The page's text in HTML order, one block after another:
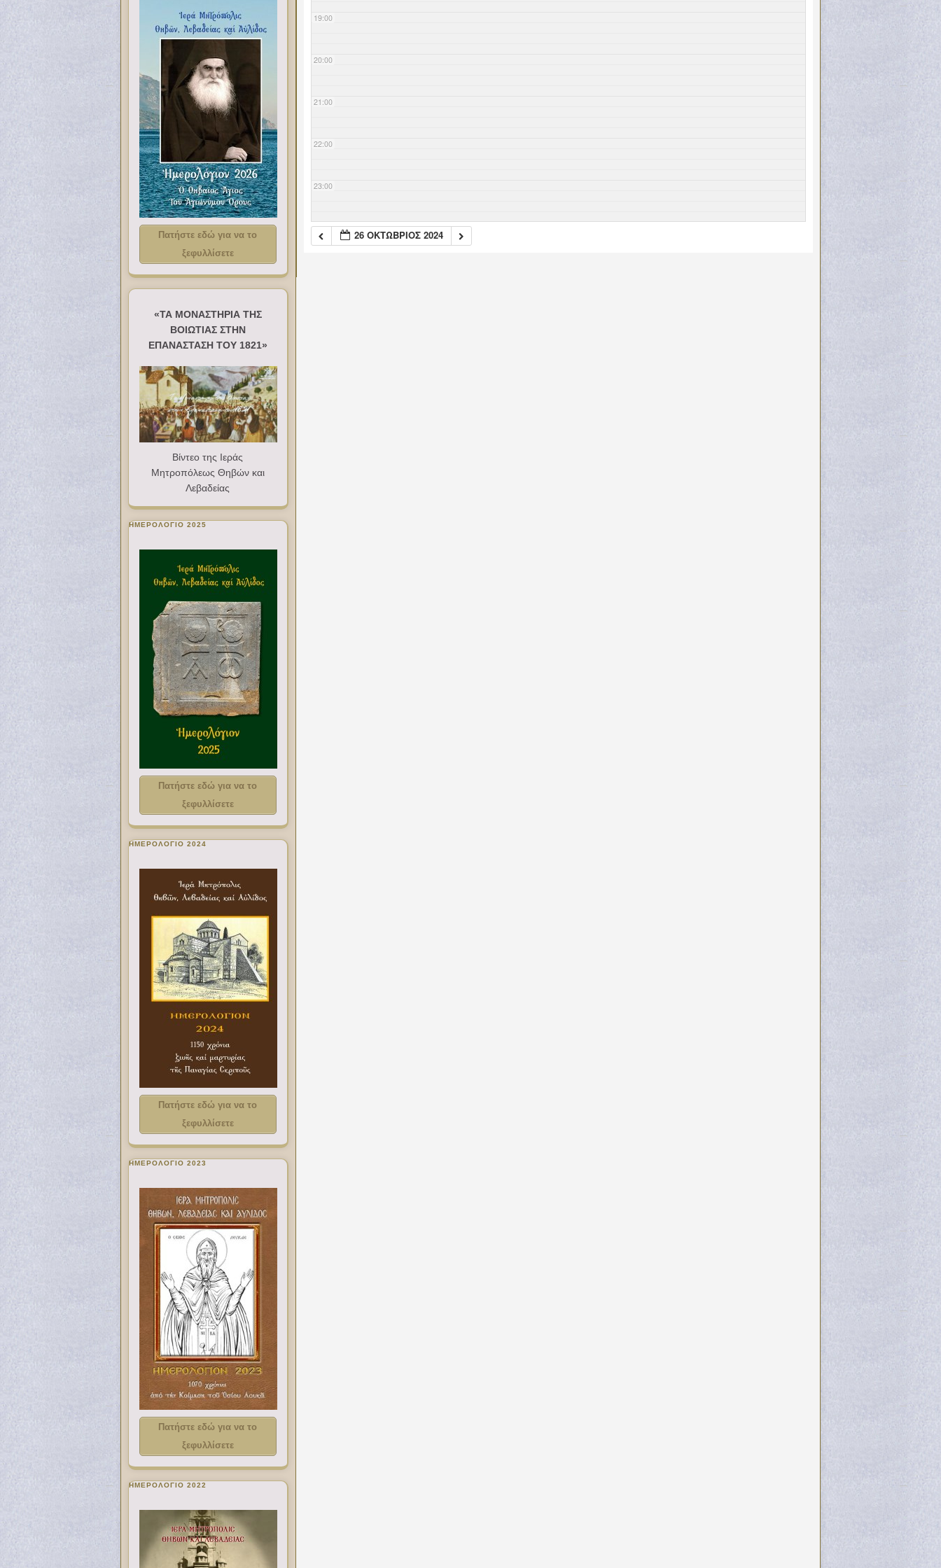
19:00
20:00
21:00
22:00
23:00
26 ΟΚΤΏΒΡΙΟΣ 2024
Πατήστε εδώ για να το
ξεφυλλίσετε
«ΤΑ ΜΟΝΑΣΤΗΡΙΑ ΤΗΣ
ΒΟΙΩΤΙΑΣ ΣΤΗΝ
ΕΠΑΝΑΣΤΑΣΗ ΤΟΥ 1821»
Βίντεο της Ιεράς
Μητροπόλεως Θηβών και
Λεβαδείας
ΗΜΕΡΟΛΟΓΙΟ 2025
Πατήστε εδώ για να το
ξεφυλλίσετε
ΗΜΕΡΟΛΟΓΙΟ 2024
Πατήστε εδώ για να το
ξεφυλλίσετε
ΗΜΕΡΟΛΟΓΙΟ 2023
Πατήστε εδώ για να το
ξεφυλλίσετε
ΗΜΕΡΟΛΟΓΙΟ 2022